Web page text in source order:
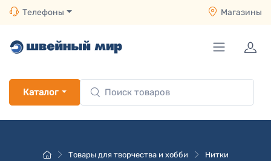
Телефоны Магазины
Каталог
Товары для творчества и хобби
Нитки